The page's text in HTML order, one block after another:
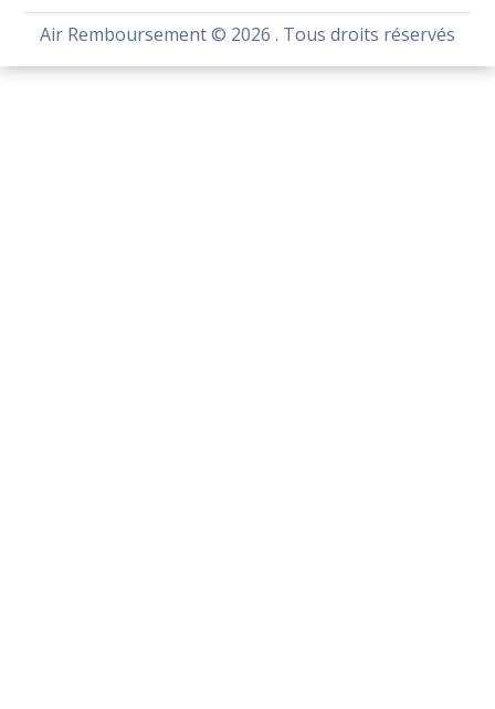
Air Remboursement© 2026 . Tous droits réservés